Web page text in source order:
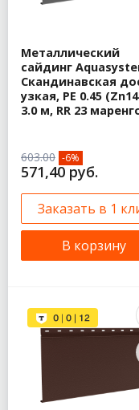
Металлический
сайдинг
Скандинавская
узкая, PE 0.45
3.0 м, RR 23
603.00 -6%
571,40 руб.
Заказать в 1
В корзину